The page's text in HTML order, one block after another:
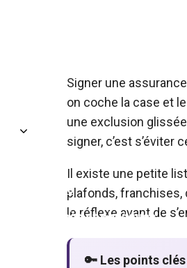
auto
décès et obsèques
Signer une
on coche la case et
une exclusion
signer, c’est s’éviter
Il existe une petite
plafonds, franchises,
le réflexe avant de
🔑 Les points clés